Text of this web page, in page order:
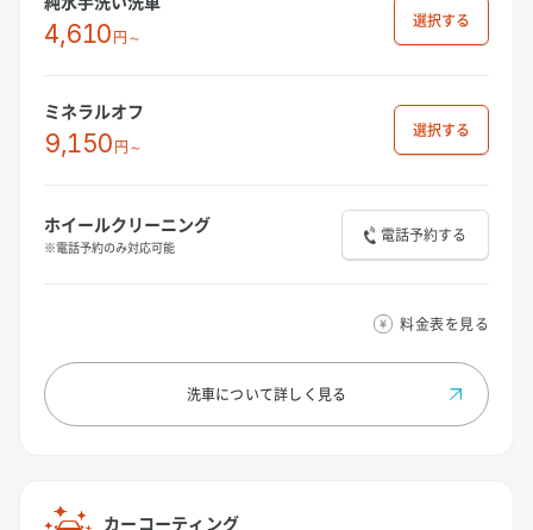
4,610円～
選択
ミネラルオフ
9,150円～
選択
ホイールクリーニング
※電話予約のみ対応可能
電話予約する
料金表を見る
洗車について詳しく見る
カーコーティング